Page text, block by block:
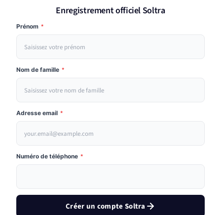
Enregistrement officiel Soltra
Prénom *
Nom de famille *
Adresse email *
Numéro de téléphone *
Créer un compte Soltra